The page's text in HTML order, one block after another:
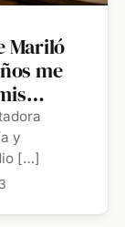
Mariló
me
en
y
[…]